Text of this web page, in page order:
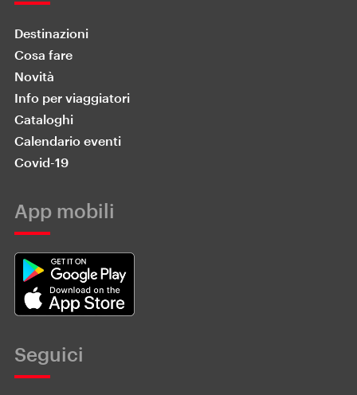
Destinazioni
Cosa fare
Novità
Info per viaggiatori
Cataloghi
Calendario eventi
Covid-19
App mobili
Seguici